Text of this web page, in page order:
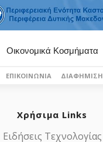
Οικονομικά Κοσμήματα
ΕΠΙΚΟΙΝΩΝΊΑ ΔΙΑΦΉΜΙΣΗ
Χρήσιμα Links
Ειδήσεις Τεχνολογίας